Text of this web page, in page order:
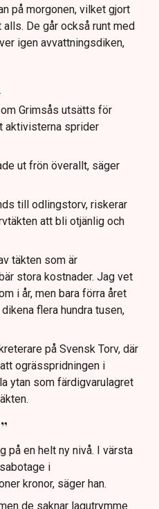
på morgonen, vilket gjort
De går också runt med
igen avvattningsdiken,
Grimsås utsätts för
aktivisterna sprider
ut frön överallt, säger
till odlingstorv, riskerar
att bli otjänlig och
täkten som är
stora kostnader. Jag vet
i år, men bara förra året
flera hundra tusen,
på Svensk Torv, där
ogrässpridningen i
ytan som färdigvarulagret
på en helt ny nivå. I värsta
i
kronor, säger han.
de saknar lagutrymme